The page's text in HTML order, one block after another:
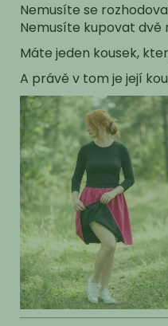
Nemusíte se
Nemusíte kupovat dvě
Máte jeden kousek,
A právě v tom je její